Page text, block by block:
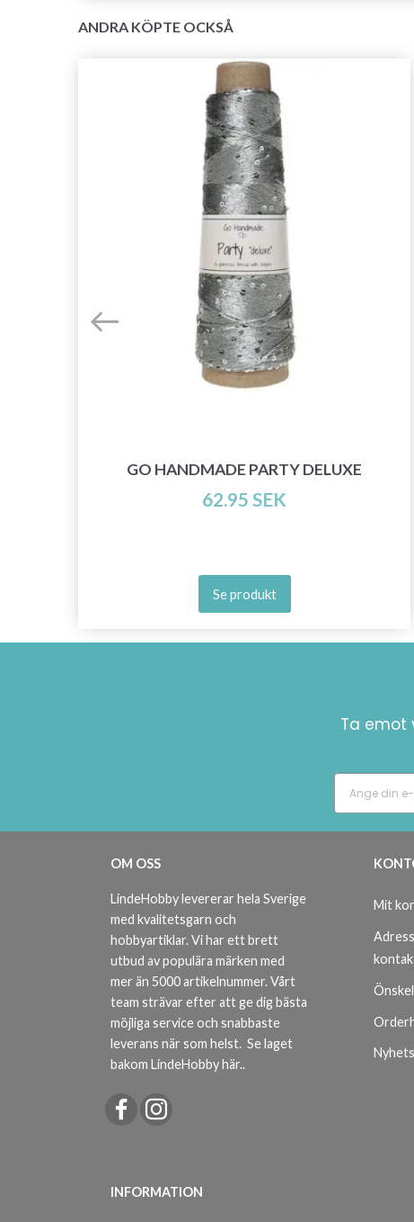
ANDRA KÖPTE OCKSÅ
GO HANDMADE PARTY DELUXE
62.95 SEK
Se produkt
Ta emot
OM OSS
LindeHobby levererar hela Sverige
med kvalitetsgarn och
hobbyartiklar. Vi har ett brett
utbud av populära märken med
mer än 5000 artikelnummer. Vårt
team strävar efter att ge dig bästa
möjliga service och snabbaste
leverans när som helst. Se laget
bakom LindeHobby här..
INFORMATION
Mit